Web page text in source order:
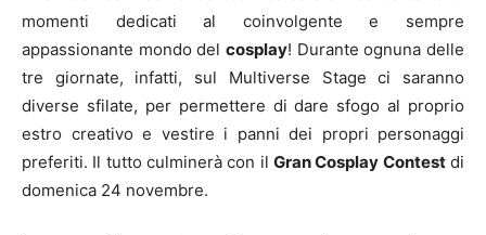
momenti dedicati al coinvolgente e sempre
appassionante mondo del cosplay! Durante ognuna delle
tre giornate, infatti, sul Multiverse Stage ci saranno
diverse sfilate, per permettere di dare sfogo al proprio
estro creativo e vestire i panni dei propri personaggi
preferiti. Il tutto culminerà con il Gran Cosplay Contestdi
domenica 24 novembre.